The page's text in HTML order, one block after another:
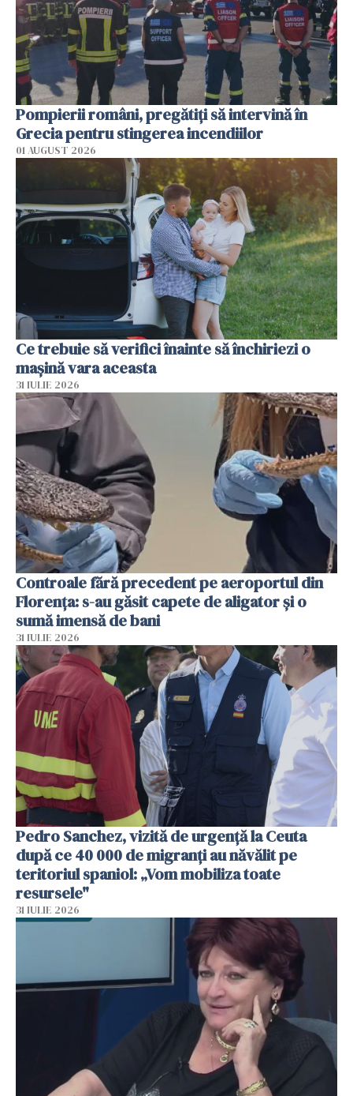
Pompierii români, pregătiţi să intervină în
Grecia pentru stingerea incendiilor
01 AUGUST 2026
Ce trebuie să verifici înainte să închiriezi o
mașină vara aceasta
31 IULIE 2026
Controale fără precedent pe aeroportul din
Florența: s-au găsit capete de aligator și o
sumă imensă de bani
31 IULIE 2026
Pedro Sanchez, vizită de urgență la Ceuta
după ce 40 000 de migranți au năvălit pe
teritoriul spaniol: „Vom mobiliza toate
resursele"
31 IULIE 2026